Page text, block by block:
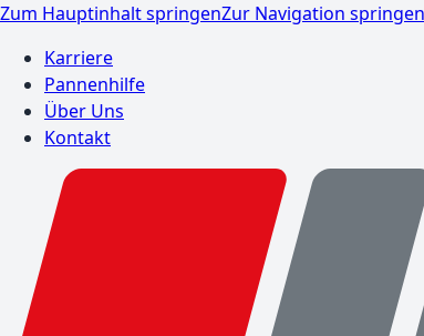
Zum Hauptinhalt springenZur Navigation springen
Karriere
Pannenhilfe
Über Uns
Kontakt